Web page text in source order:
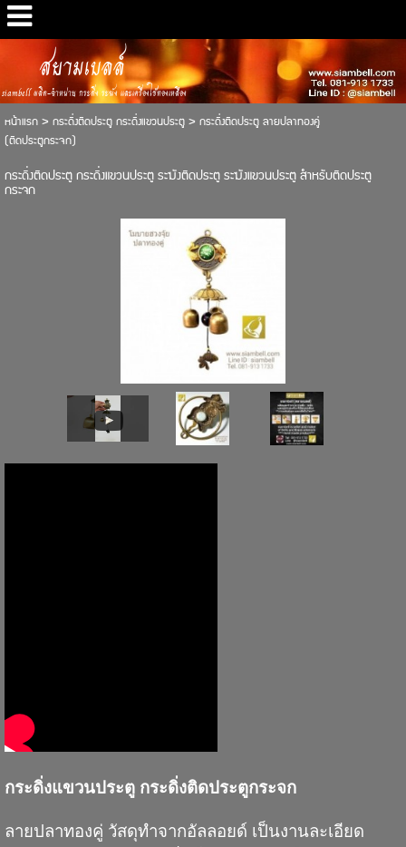
สยามเบลล์
siambell ผลิต-จำหน่าย กระดิ่ง ระฆัง และเครื่องใช้ทองเหลือง
หน้าแรก> กระดิ่งติดประตู กระดิ่งแขวนประตู> กระดิ่งติดประตู ลายปลาทองคู่
(ติดประตูกระจก)
กระดิ่งติดประตู กระดิ่งแขวนประตู ระฆังติดประตู ระฆังแขวนประตู สำหรับติดประตู
กระจก
กระดิ่งแขวนประตู กระดิ่งติดประตูกระจก
ลายปลาทองคู่ วัสดุทำจากอัลลอยด์ เป็นงานละเอียด